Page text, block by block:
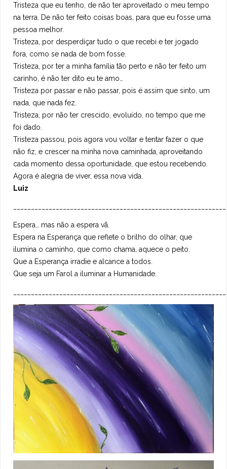
Tristeza que eu tenho, de não ter aproveitado o meu tempo
na terra. De não ter feito coisas boas, para que eu fosse uma
pessoa melhor.
Tristeza, por desperdiçar tudo o que recebi e ter jogado
fora, como se nada de bom fosse.
Tristeza, por ter a minha família tão perto e não ter feito um
carinho, é não ter dito eu te amo…
Tristeza por passar e não passar, pois é assim que sinto, um
nada, que nada fez.
Tristeza, por não ter crescido, evoluído, no tempo que me
foi dado.
Tristeza passou, pois agora vou voltar e tentar fazer o que
não fiz, e crescer na minha nova caminhada, aproveitando
cada momento dessa oportunidade, que estou recebendo.
Agora é alegria de viver, essa nova vida.
Luiz
Espera… mas não a espera vã.
Espera na Esperança que reflete o brilho do olhar, que
ilumina o caminho, que como chama, aquece o peito.
Que a Esperança irradie e alcance a todos.
Que seja um Farol a iluminar a Humanidade.